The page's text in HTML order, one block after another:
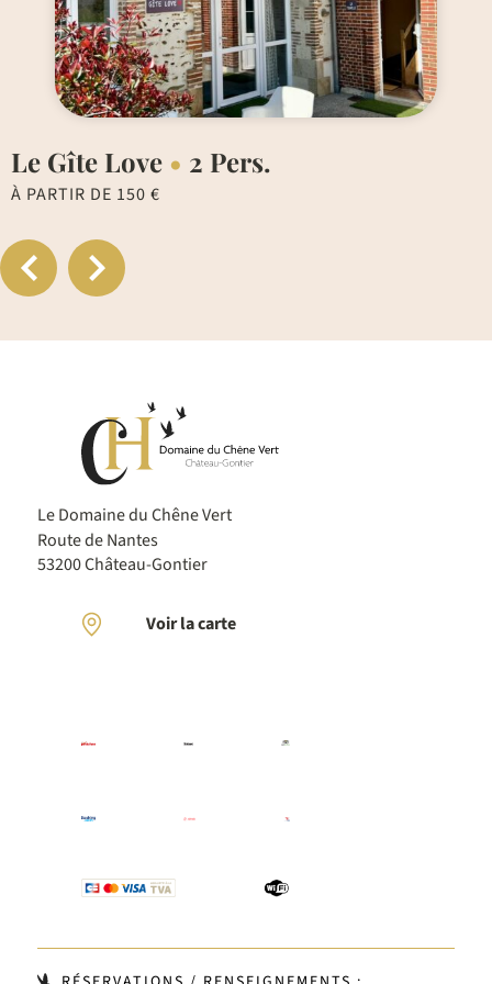
Le Gîte Love • 2 Pers.
À PARTIR DE 150 €
Le Domaine du Chêne Vert
Route de Nantes
53200 Château-Gontier
Voir la carte